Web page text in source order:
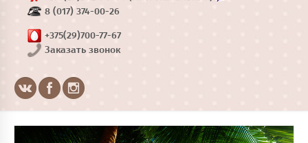
8 (017) 374-00-26
+375(29)700-77-67
Заказать звонок